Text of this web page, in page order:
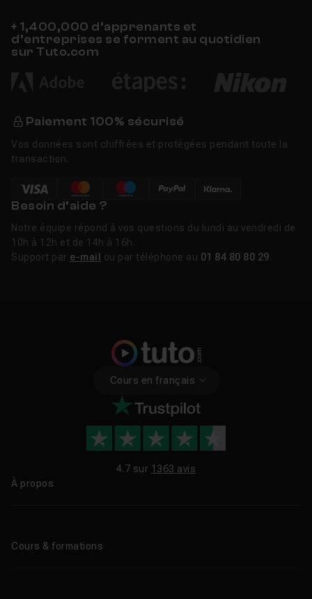
+ 1,400,000 d’apprenants et
d’entreprises se forment au quotidien
sur Tuto.com
Paiement 100% sécurisé
Vos données sont chiffrées et protégées pendant toute la
transaction.
Besoin d’aide ?
Notre équipe répond à vos questions du lundi au vendredi de
10h à 12h et de 14h à 16h.
Support par e-mail ou par téléphone au 01 84 80 80 29
Cours en français
4.7 sur 1363 avis
À propos
Cours & formations